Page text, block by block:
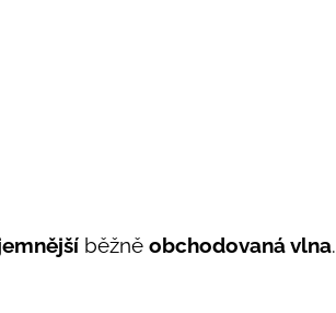
běžně obchodovaná vlna.